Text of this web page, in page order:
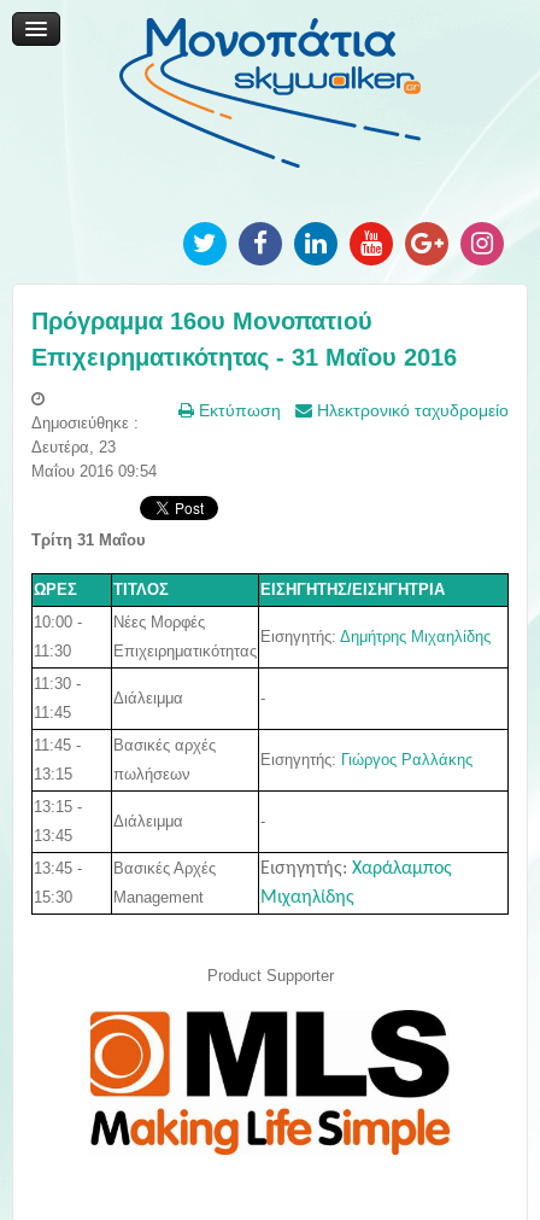
Μονοπάτια Καινοτομίας
Μονοπάτια Τοπικής Ανάπτυξης
Ανακοινώσεις
Φωτογραφίες
Πρόγραμμα 16ου Μονοπατιού
Επιχειρηματικότητας - 31 Μαΐου 2016
Εκτύπωση Ηλεκτρονικό ταχυδρομείο
Δημοσιεύθηκε :
Δευτέρα, 23
Μαΐου 2016 09:54
Tρίτη 31 Μαΐου
ΩΡΕΣ ΤΙΤΛΟΣ
ΕΙΣΗΓΗΤΗΣ/ΕΙΣΗΓΗΤΡΙΑ
10:00 -
11:30
Νέες Μορφές
Επιχειρηματικότητας
Εισηγητής: Δημήτρης Μιχαηλίδης
11:30 -
11:45
Διάλειμμα -
11:45 -
13:15
Βασικές αρχές
πωλήσεων
Εισηγητής: Γιώργος Ραλλάκης
13:15 -
13:45
Διάλειμμα -
13:45 -
15:30
Βασικές Αρχές
Management
Εισηγητής: Χαράλαμπος
Μιχαηλίδης
Product Supporter